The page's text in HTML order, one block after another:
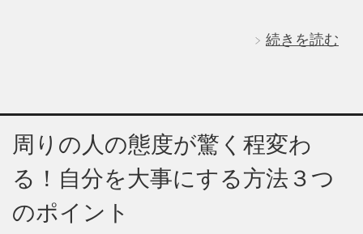
続きを読む
周りの人の態度が驚く程変わ
る！自分を大事にする方法３つ
のポイント